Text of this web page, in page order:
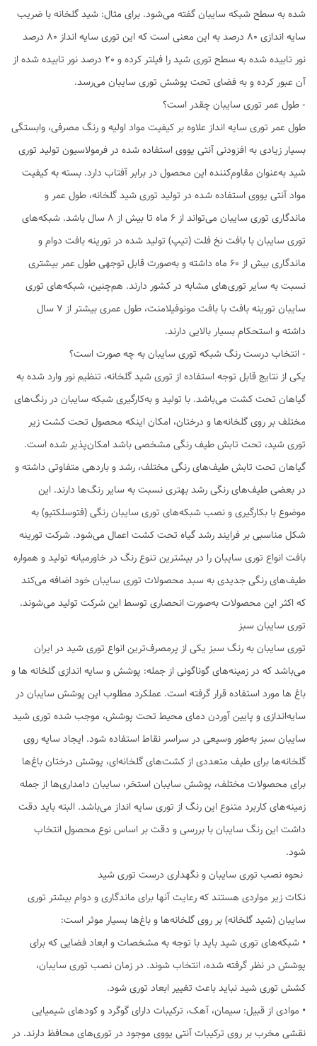
شده به سطح شبکه سایبان گفته می‌شود. برای مثال: شید گلخانه با ضریب
سایه اندازی 80 درصد به این معنی است که این توری سایه انداز 80 درصد
نور تابیده شده به سطح توری شید را فیلتر کرده و 20 درصد نور تابیده شده از
آن عبور کرده و به فضای تحت پوشش توری سایبان می‌رسد.
- طول عمر توری سایبان چقدر است؟
طول عمر توری سایه انداز علاوه بر کیفیت مواد اولیه و رنگ مصرفی، وابستگی
بسیار زیادی به افزودنی آنتی یووی استفاده شده در فرمولاسیون تولید توری
شید به‌عنوان مقاوم‌کننده این محصول در برابر آفتاب دارد. بسته به کیفیت
مواد آنتی یووی استفاده شده در تولید توری شید گلخانه، طول عمر و
ماندگاری توری سایبان می‌تواند از 6 ماه تا بیش از 8 سال باشد. شبکه‌های
توری سایبان با بافت نخ فلت (تیپ) تولید شده در تورینه بافت دوام و
ماندگاری بیش از 60 ماه داشته و به‌صورت قابل توجهی طول عمر بیشتری
نسبت به سایر توری‌های مشابه در کشور دارند. هم‌چنین، شبکه‌های توری
سایبان تورینه بافت با بافت مونوفیلامنت، طول عمری بیشتر از 7 سال
داشته و استحکام بسیار بالایی دارند.
- انتخاب درست رنگ شبکه توری سایبان به چه صورت است؟
یکی از نتایج قابل توجه استفاده از توری شید گلخانه، تنظیم نور وارد شده به
گیاهان تحت کشت می‌باشد. با تولید و به‌کارگیری شبکه سایبان در رنگ‌های
مختلف بر روی گلخانه‌ها و درختان، امکان اینکه محصول تحت کشت زیر
توری شید، تحت تابش طیف رنگی مشخصی باشد امکان‌پذیر شده است.
گیاهان تحت تابش طیف‌های رنگی مختلف، رشد و باردهی متفاوتی داشته و
در بعضی طیف‌های رنگی رشد بهتری نسبت به سایر رنگ‌ها دارند. این
موضوع با بکارگیری و نصب شبکه‌های توری سایبان رنگی (فتوسلکتیو) به
شکل مناسبی بر فرایند رشد گیاه تحت کشت اعمال می‌شود. شرکت تورینه
بافت انواع توری سایبان را در بیشترین تنوع رنگ در خاورمیانه تولید و همواره
طیف‌های رنگی جدیدی به سبد محصولات توری سایبان خود اضافه می‌کند
که اکثر این محصولات به‌صورت انحصاری توسط این شرکت تولید می‌شوند.
توری سایبان سبز
توری سایبان به رنگ سبز یکی از پرمصرف‌ترین انواع توری شید در ایران
می‌باشد که در زمینه‌های گوناگونی از جمله: پوشش و سایه اندازی گلخانه ها و
باغ ها مورد استفاده قرار گرفته است. عملکرد مطلوب این پوشش سایبان در
سایه‌اندازی و پایین آوردن دمای محیط تحت پوشش، موجب شده توری شید
سایبان سبز به‌طور وسیعی در سراسر نقاط استفاده شود. ایجاد سایه روی
گلخانه‌ها برای طیف متعددی از کشت‌های گلخانه‌ای، پوشش درختان باغ‌ها
برای محصولات مختلف، پوشش سایبان استخر، سایبان دامداری‌ها از جمله
زمینه‌های کاربرد متنوع این رنگ از توری سایه انداز می‌باشد. البته باید دقت
داشت این رنگ سایبان با بررسی و دقت بر اساس نوع محصول انتخاب
شود.
نحوه نصب توری سایبان و نگهداری درست توری شید
نکات زیر مواردی هستند که رعایت آنها برای ماندگاری و دوام بیشتر توری
سایبان (شید گلخانه) بر روی گلخانه‌ها و باغ‌ها بسیار موثر است:
• شبکه‌های توری‌ شید باید با توجه به مشخصات و ابعاد فضایی که برای
پوشش در نظر گرفته شده، انتخاب شوند. در زمان نصب توری سایبان،
کشش توری شید نباید باعث تغییر ابعاد توری شود.
• موادی از قبیل: سیمان، آهک، ترکیبات دارای گوگرد و کودهای شیمیایی
نقشی مخرب بر روی ترکیبات آنتی یووی موجود در توری‌های محافظ دارند. در